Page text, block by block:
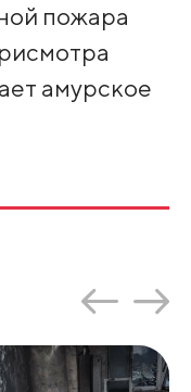
пожара
амурское